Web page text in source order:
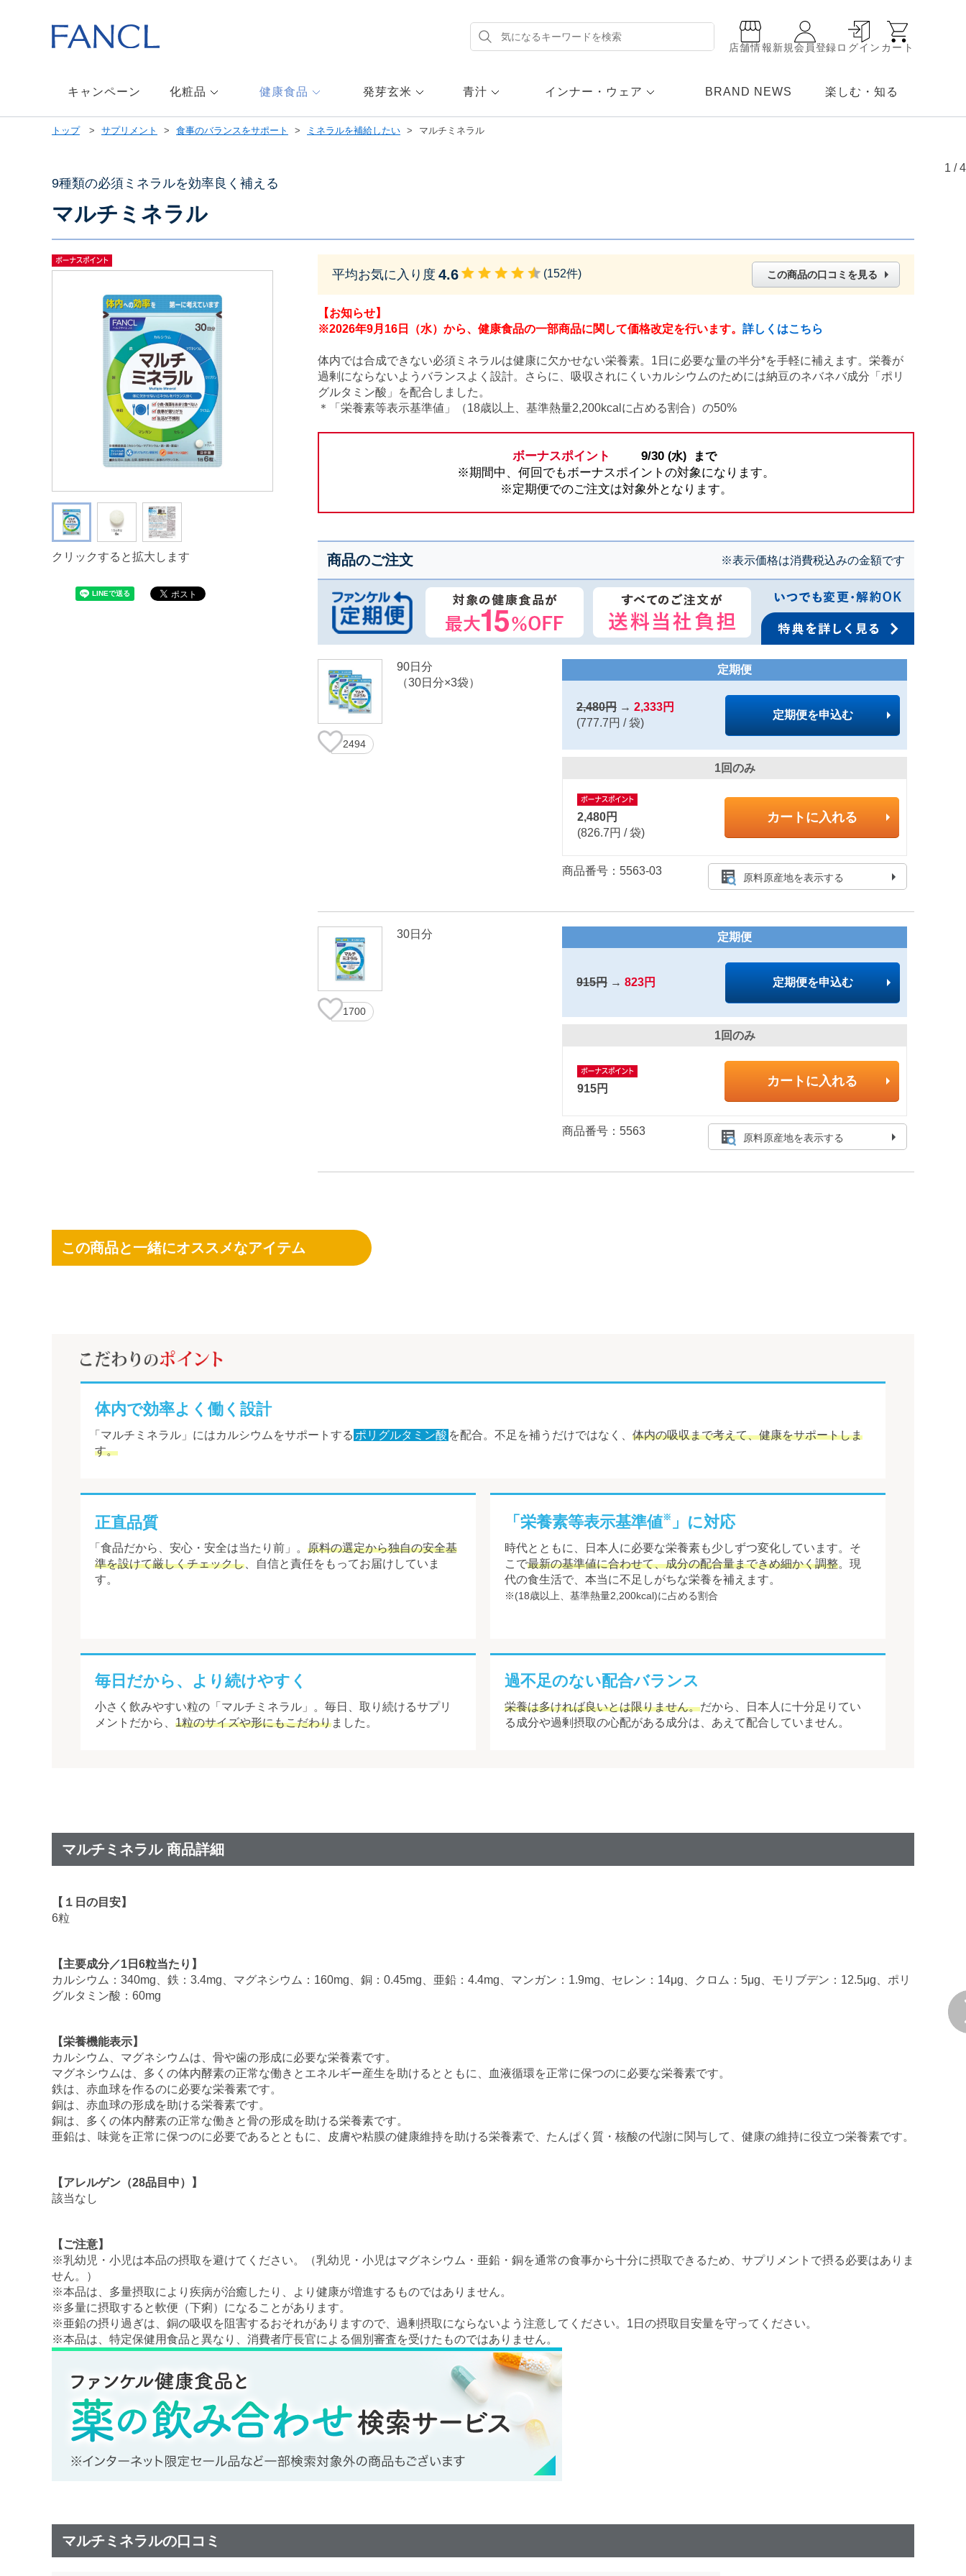
メ
店舗情報新規会員登録ログイン カート
キャンペーン 化粧品 健康食品 発芽玄米 青汁 インナー・ウェア BRAND NEWS 楽しむ・知る
トップ サプリメント 食事のバランスをサポート ミネラルを補給したい マルチミネラル
9種類の必須ミネラルを効率良く補える
マルチミネラル
クリックすると拡大します
平均お気に入り度 4.6 (152件) この商品の口コミを見る
【お知らせ】
※2026年9月16日（水）から、健康食品の一部商品に関して価格改定を行います。 詳しくはこちら
体内では合成できない必須ミネラルは健康に欠かせない栄養素。1日に必要な量の半分*を手軽に補えます。栄養が
過剰にならないようバランスよく設計。さらに、吸収されにくいカルシウムのためには納豆のネバネバ成分「ポリ
グルタミン酸」を配合しました。
＊「栄養素等表示基準値」（18歳以上、基準熱量2,200kcalに占める割合）の50%
ボーナスポイント 9/30 (水) まで
※期間中、何回でもボーナスポイントの対象になります。
※定期便でのご注文は対象外となります。
商品のご注文 ※表示価格は消費税込みの金額です
90日分
（30日分×3袋）
2494
定期便
2,480円 → 2,333円
(777.7円 / 袋)
定期便を申込む
1回のみ
2,480円
(826.7円 / 袋)
カートに入れる
商品番号：5563-03
原料原産地を表示する
30日分
1700
定期便
915円 → 823円 定期便を申込む
1回のみ
915円
カートに入れる
商品番号：5563
原料原産地を表示する
この商品と一緒にオススメなアイテム
1 /4
体内で効率よく働く設計
「マルチミネラル」にはカルシウムをサポートする ポリグルタミン酸 を配合。不足を補うだけではなく、 体内の吸収まで考えて、健康をサポートしま
す。
正直品質
「食品だから、安心・安全は当たり前」。 原料の選定から独自の安全基
準を設けて厳しくチェックし 、自信と責任をもってお届けしていま
す。
「栄養素等表示基準値※ 」に対応
時代とともに、日本人に必要な栄養素も少しずつ変化しています。そ
こで最新の基準値に合わせて、成分の配合量まできめ細かく調整。現
代の食生活で、本当に不足しがちな栄養を補えます。
※(18歳以上、基準熱量2,200kcal)に占める割合
毎日だから、より続けやすく
小さく飲みやすい粒の「マルチミネラル」。毎日、取り続けるサプリ
メントだから、 1粒のサイズや形にもこだわりました。
過不足のない配合バランス
栄養は多ければ良いとは限りません。だから、日本人に十分足りてい
る成分や過剰摂取の心配がある成分は、あえて配合していません。
マルチミネラル 商品詳細
【１日の目安】
6粒
【主要成分／1日6粒当たり】
カルシウム：340mg、鉄：3.4mg、マグネシウム：160mg、銅：0.45mg、亜鉛：4.4mg、マンガン：1.9mg、セレン：14μg、クロム：5μg、モリブデン：12.5μg、ポリ
グルタミン酸：60mg
【栄養機能表示】
カルシウム、マグネシウムは、骨や歯の形成に必要な栄養素です。
マグネシウムは、多くの体内酵素の正常な働きとエネルギー産生を助けるとともに、血液循環を正常に保つのに必要な栄養素です。
鉄は、赤血球を作るのに必要な栄養素です。
銅は、赤血球の形成を助ける栄養素です。
銅は、多くの体内酵素の正常な働きと骨の形成を助ける栄養素です。
亜鉛は、味覚を正常に保つのに必要であるとともに、皮膚や粘膜の健康維持を助ける栄養素で、たんぱく質・核酸の代謝に関与して、健康の維持に役立つ栄養素です。
【アレルゲン（28品目中）】
該当なし
【ご注意】
※乳幼児・小児は本品の摂取を避けてください。（乳幼児・小児はマグネシウム・亜鉛・銅を通常の食事から十分に摂取できるため、サプリメントで摂る必要はありま
せん。）
※本品は、多量摂取により疾病が治癒したり、より健康が増進するものではありません。
※多量に摂取すると軟便（下痢）になることがあります。
※亜鉛の摂り過ぎは、銅の吸収を阻害するおそれがありますので、過剰摂取にならないよう注意してください。1日の摂取目安量を守ってください。
※本品は、特定保健用食品と異なり、消費者庁長官による個別審査を受けたものではありません。
マルチミネラルの口コミ